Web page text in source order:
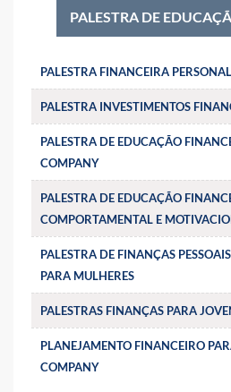
PALESTRA DE
PALESTRA FINANCEIRA
PALESTRA INVESTIMENTOS
PALESTRA DE EDUCAÇÃO
COMPANY
PALESTRA DE EDUCAÇÃO
COMPORTAMENTAL E
PALESTRA DE FINANÇAS
PARA MULHERES
PALESTRAS FINANÇAS PARA
PLANEJAMENTO FINANCEIRO
COMPANY